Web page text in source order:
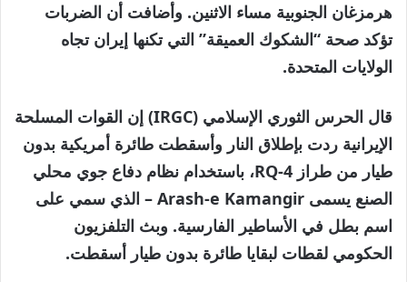
هرمزغان الجنوبية مساء الاثنين. وأضافت أن الضربات
تؤكد صحة “الشكوك العميقة” التي تكنها إيران تجاه
الولايات المتحدة.
قال الحرس الثوري الإسلامي (IRGC) إن القوات المسلحة
الإيرانية ردت بإطلاق النار وأسقطت طائرة أمريكية بدون
طيار من طراز RQ-4، باستخدام نظام دفاع جوي محلي
الصنع يسمى Arash-e Kamangir – الذي سمي على
اسم بطل في الأساطير الفارسية. وبث التلفزيون
الحكومي لقطات لبقايا طائرة بدون طيار أسقطت.